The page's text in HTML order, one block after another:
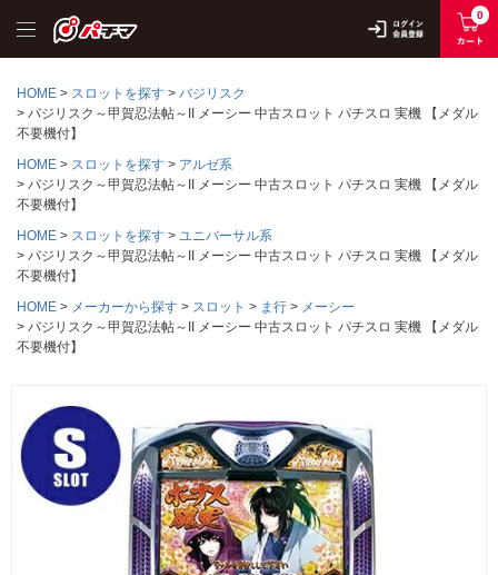
0
HOME スロットを探す
バジリスク
バジリスク～甲賀忍法帖～II メーシー 中古スロット パチスロ 実機 【メダル
不要機付】
HOME
スロットを探す
アルゼ系
バジリスク～甲賀忍法帖～II メーシー 中古スロット パチスロ 実機 【メダル
不要機付】
HOME
スロットを探す
ユニバーサル系
バジリスク～甲賀忍法帖～II メーシー 中古スロット パチスロ 実機 【メダル
不要機付】
HOME
メーカーから探す スロット ま行
メーシー
バジリスク～甲賀忍法帖～II メーシー 中古スロット パチスロ 実機 【メダル
不要機付】